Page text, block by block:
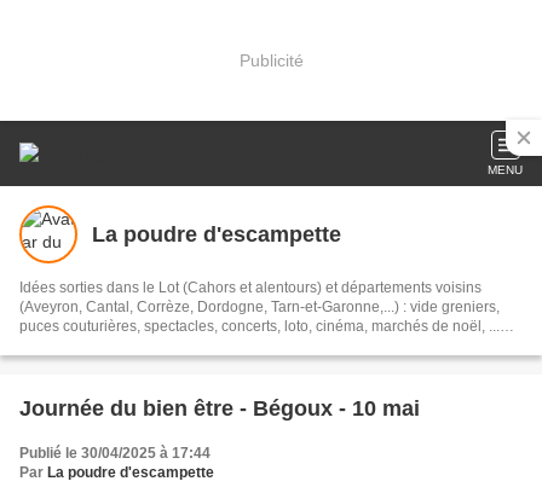
Publicité
MENU
La poudre d'escampette
Idées sorties dans le Lot (Cahors et alentours) et départements voisins
(Aveyron, Cantal, Corrèze, Dordogne, Tarn-et-Garonne,...) : vide greniers,
puces couturières, spectacles, concerts, loto, cinéma, marchés de noël, ...
Journée du bien être - Bégoux - 10 mai
Publié le 30/04/2025 à 17:44
Par La poudre d'escampette